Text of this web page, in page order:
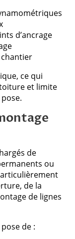
d’ancrage
chantier
ce qui
et limite
de
ou
de la
de lignes
de :